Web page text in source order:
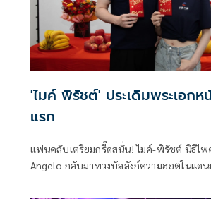
'ไมค์ พิรัชต์' ประเดิมพระเอก
แรก
แฟนคลับเตรียมกรี๊ดสนั่น! ไมค์-พิรัชต์ นิธิไพ
Angelo กลับมาทวงบัลลังก์ความฮอตในแดน